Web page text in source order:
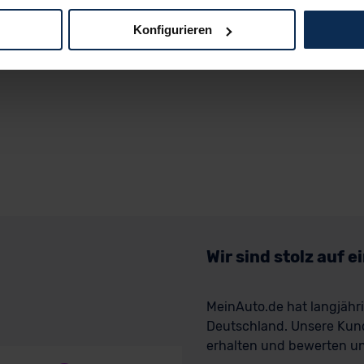
Konfigurieren
Wir sind stolz auf
MeinAuto.de hat
Deutschland. Unsere
erhalten und bewerten